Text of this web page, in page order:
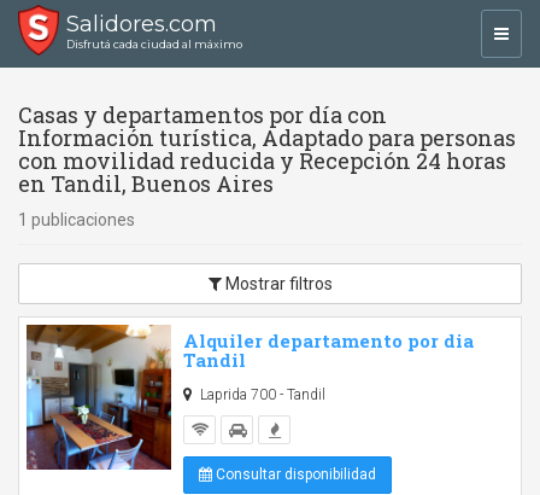
Salidores.com
Disfrutá cada ciudad al máximo
Casas y departamentos por día con
Información turística, Adaptado para personas
con movilidad reducida y Recepción 24 horas
en Tandil, Buenos Aires
1 publicaciones
Mostrar filtros
Alquiler departamento por dia
Tandil
Laprida 700 - Tandil
Consultar disponibilidad